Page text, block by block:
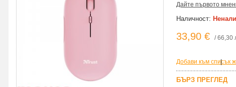
Дайте първото
Наличност:
33,90 € / 66,30
Добави към списък
|
БЪРЗ ПРЕГЛЕД